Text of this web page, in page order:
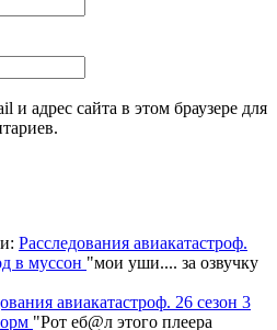
и адрес сайта в этом браузере для
Расследования авиакатастроф.
в муссон "мои уши.... за озвучку
авиакатастроф. 26 сезон 3
"Рот еб@л этого плеера